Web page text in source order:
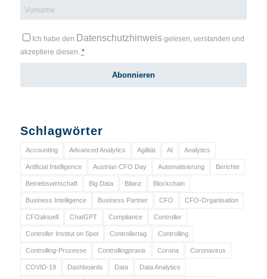
Ich habe den Datenschutzhinweisgelesen, verstanden und
akzeptiere diesen. *
Schlagwörter
Accounting Advanced Analytics Agilität AI Analytics
Artificial Intelligence Austrian CFO Day Automatisierung Berichte
Betriebswirtschaft Big Data Bilanz Blockchain
Business Intelligence Business Partner CFO CFO-Organisation
CFOaktuell ChatGPT Compliance Controller
Controller Institut on Spot Controllertag Controlling
Controlling-Prozesse Controllingpraxis Corona Coronavirus
COVID-19 Dashboards Data Data Analytics